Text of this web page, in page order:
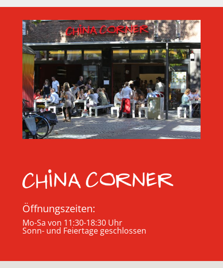
Öffnungszeiten:
Mo-Sa von 11:30-18:30 Uhr
Sonn- und Feiertage geschlossen